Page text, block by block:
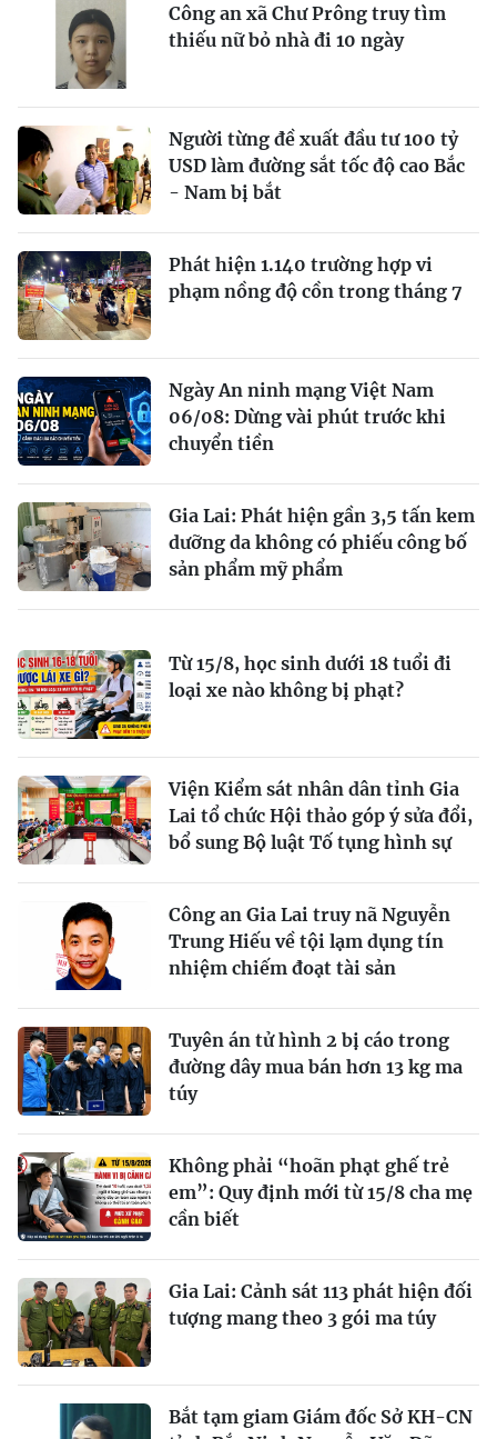
Công an xã Chư Prông truy tìm
thiếu nữ bỏ nhà đi 10 ngày
Người từng đề xuất đầu tư 100 tỷ
USD làm đường sắt tốc độ cao Bắc
- Nam bị bắt
Phát hiện 1.140 trường hợp vi
phạm nồng độ cồn trong tháng 7
Ngày An ninh mạng Việt Nam
06/08: Dừng vài phút trước khi
chuyển tiền
Gia Lai: Phát hiện gần 3,5 tấn kem
dưỡng da không có phiếu công bố
sản phẩm mỹ phẩm
Từ 15/8, học sinh dưới 18 tuổi đi
loại xe nào không bị phạt?
Viện Kiểm sát nhân dân tỉnh Gia
Lai tổ chức Hội thảo góp ý sửa đổi,
bổ sung Bộ luật Tố tụng hình sự
Công an Gia Lai truy nã Nguyễn
Trung Hiếu về tội lạm dụng tín
nhiệm chiếm đoạt tài sản
Tuyên án tử hình 2 bị cáo trong
đường dây mua bán hơn 13 kg ma
túy
Không phải “hoãn phạt ghế trẻ
em”: Quy định mới từ 15/8 cha mẹ
cần biết
Gia Lai: Cảnh sát 113 phát hiện đối
tượng mang theo 3 gói ma túy
Bắt tạm giam Giám đốc Sở KH-CN